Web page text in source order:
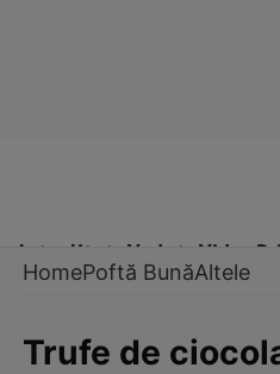
Actualitate Vedete Video
HomePoftă BunăAltele
Trufe de